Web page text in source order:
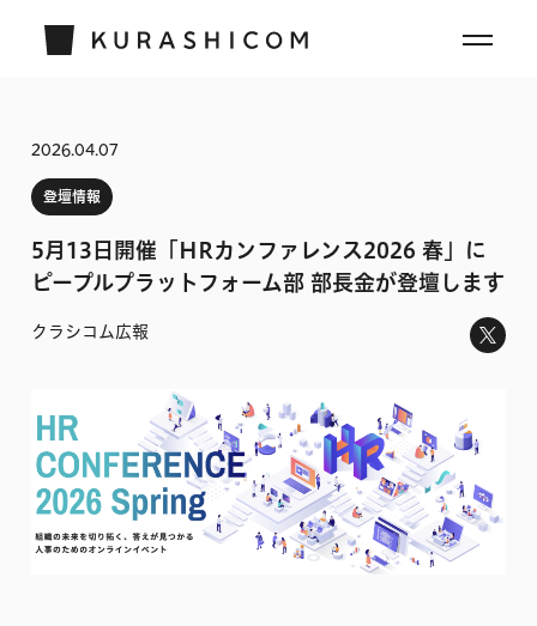
2026.04.07
登壇情報
5月13日開催「HRカンファレンス2026 春」に
ピープルプラットフォーム部 部長金が登壇します
クラシコム広報